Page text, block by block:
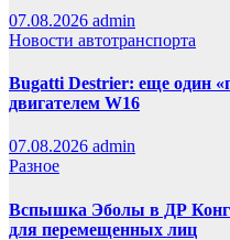
07.08.2026 admin
Новости автотранспорта
Bugatti Destrier: еще один
двигателем W16
07.08.2026 admin
Разное
Вспышка Эболы в ДР
для перемещенных лиц